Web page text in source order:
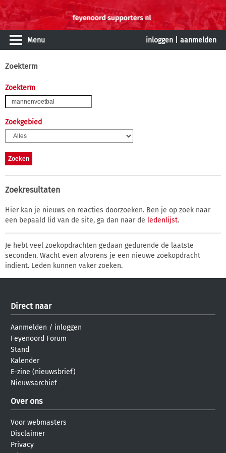
Menu inloggen aanmelden
Zoekterm
Zoekterm
Zoekgebied
Zoekresultaten
Hier kan je nieuws en reacties doorzoeken. Ben je op zoek naar
een bepaald lid van de site, ga dan naar de ledenlijst.
Je hebt veel zoekopdrachten gedaan gedurende de laatste
seconden. Wacht even alvorens je een nieuwe zoekopdracht
indient. Leden kunnen vaker zoeken.
Direct naar
Aanmelden / inloggen
Feyenoord Forum
Stand
Kalender
E-zine (nieuwsbrief)
Nieuwsarchief
Over ons
Voor webmasters
Disclaimer
Privacy